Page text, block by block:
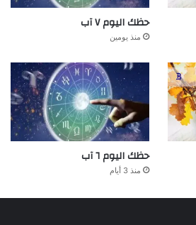
حظك اليوم ٧ آب
منذ يومين
حظك اليوم ٦ آب
منذ 3 أيام